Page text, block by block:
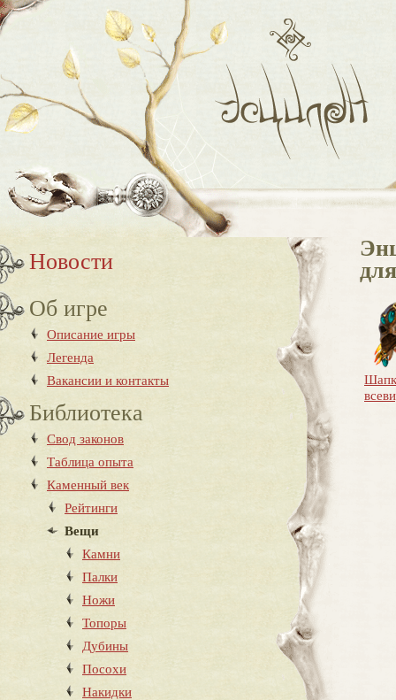
Новости
Об игре
Описание игры
Легенда
Вакансии и контакты
Библиотека
Свод законов
Таблица опыта
Каменный век
Рейтинги
Вещи
Камни
Палки
Ножи
Топоры
Дубины
Посохи
Накидки